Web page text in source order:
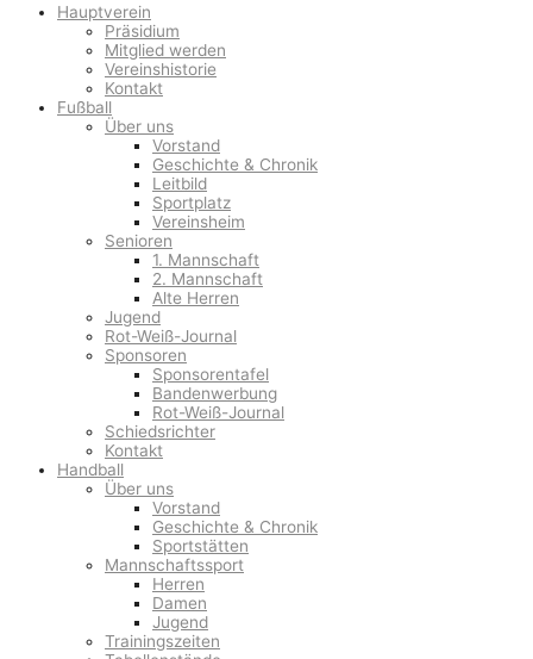
Hauptverein
Präsidium
Mitglied werden
Vereinshistorie
Kontakt
Fußball
Über uns
Vorstand
Geschichte & Chronik
Leitbild
Sportplatz
Vereinsheim
Senioren
1. Mannschaft
2. Mannschaft
Alte Herren
Jugend
Rot-Weiß-Journal
Sponsoren
Sponsorentafel
Bandenwerbung
Rot-Weiß-Journal
Schiedsrichter
Kontakt
Handball
Über uns
Vorstand
Geschichte & Chronik
Sportstätten
Mannschaftssport
Herren
Damen
Jugend
Trainingszeiten